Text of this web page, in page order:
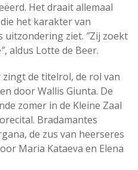
Het draait allemaal
het karakter van
uitzondering ziet. ″Zij zoekt
aldus Lotte de Beer.
zingt de titelrol, de rol van
door Wallis Giunta. De
zomer in de Kleine Zaal
Bradamantes
de zus van heerseres
Maria Kataeva en Elena